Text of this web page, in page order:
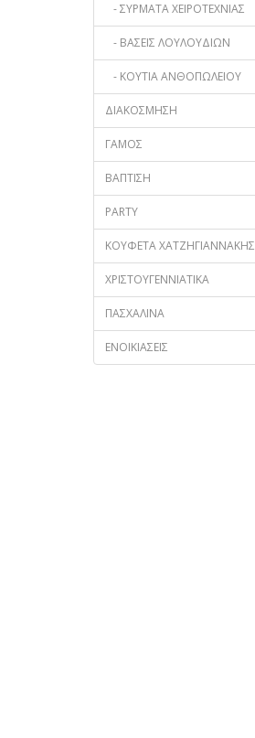
- ΣΥΡΜΑΤΑ ΧΕΙΡΟΤΕΧΝΙΑΣ
- ΒΑΣΕΙΣ ΛΟΥΛΟΥΔΙΩΝ
- ΚΟΥΤΙΑ ΑΝΘΟΠΩΛΕΙΟΥ
ΔΙΑΚΟΣΜΗΣΗ
ΓΑΜΟΣ
ΒΑΠΤΙΣΗ
PARTY
ΚΟΥΦΕΤΑ ΧΑΤΖΗΓΙΑΝΝΑΚΗΣ
ΧΡΙΣΤΟΥΓΕΝΝΙΑΤΙΚΑ
ΠΑΣΧΑΛΙΝΑ
ΕΝΟΙΚΙΑΣΕΙΣ